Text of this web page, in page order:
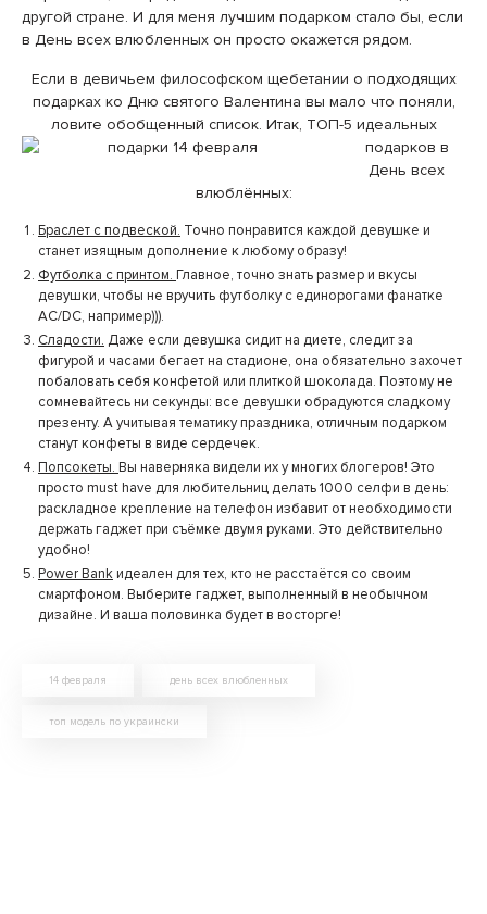
другой стране. И для меня лучшим подарком стало бы, если
в День всех влюбленных он просто окажется рядом.
Если в девичьем философском щебетании о подходящих
подарках ко Дню святого Валентина вы мало что поняли,
ловите обобщенный список. Итак, ТОП-5 идеальных
подарков в
День всех
влюблённых:
Браслет с подвеской. Точно понравится каждой девушке и
станет изящным дополнение к любому образу!
Футболка с принтом. Главное, точно знать размер и вкусы
девушки, чтобы не вручить футболку с единорогами фанатке
AC/DC, например))).
Сладости. Даже если девушка сидит на диете, следит за
фигурой и часами бегает на стадионе, она обязательно захочет
побаловать себя конфетой или плиткой шоколада. Поэтому не
сомневайтесь ни секунды: все девушки обрадуются сладкому
презенту. А учитывая тематику праздника, отличным подарком
станут конфеты в виде сердечек.
Попсокеты. Вы наверняка видели их у многих блогеров! Это
просто must have для любительниц делать 1000 селфи в день:
раскладное крепление на телефон избавит от необходимости
держать гаджет при съёмке двумя руками. Это действительно
удобно!
Power Bank идеален для тех, кто не расстаётся со своим
смартфоном. Выберите гаджет, выполненный в необычном
дизайне. И ваша половинка будет в восторге!
14 февраля день всех влюбленных
топ модель по украински